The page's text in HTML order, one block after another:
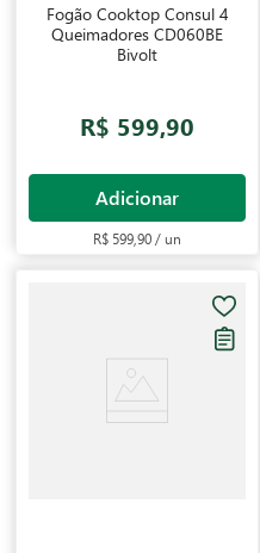
Fogão Cooktop Consul 4
Queimadores CD060BE
Bivolt
R$ 599,90
Adicionar
R$ 599,90 / un